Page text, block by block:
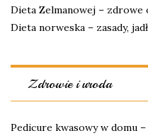
Dieta Zelmanowej – zdrowe
Dieta norweska – zasady,
Zdrowie i uroda
Pedicure kwasowy w domu